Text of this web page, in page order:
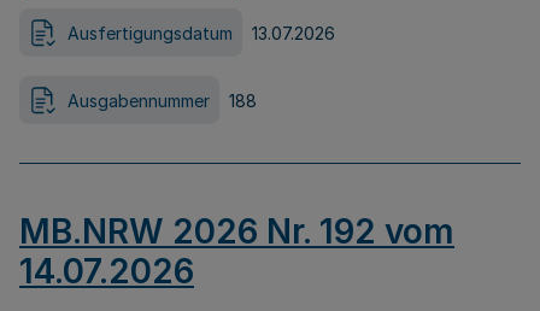
Ausfertigungsdatum 13.07.2026
Ausgabennummer 188
MB.NRW 2026 Nr. 192 vom
14.07.2026